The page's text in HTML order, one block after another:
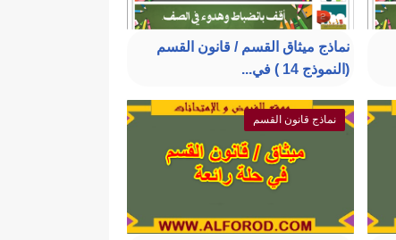
نماذج ميثاق القسم / قانون القسم
(النموذج 14 ) في...
نماذج قانون القسم